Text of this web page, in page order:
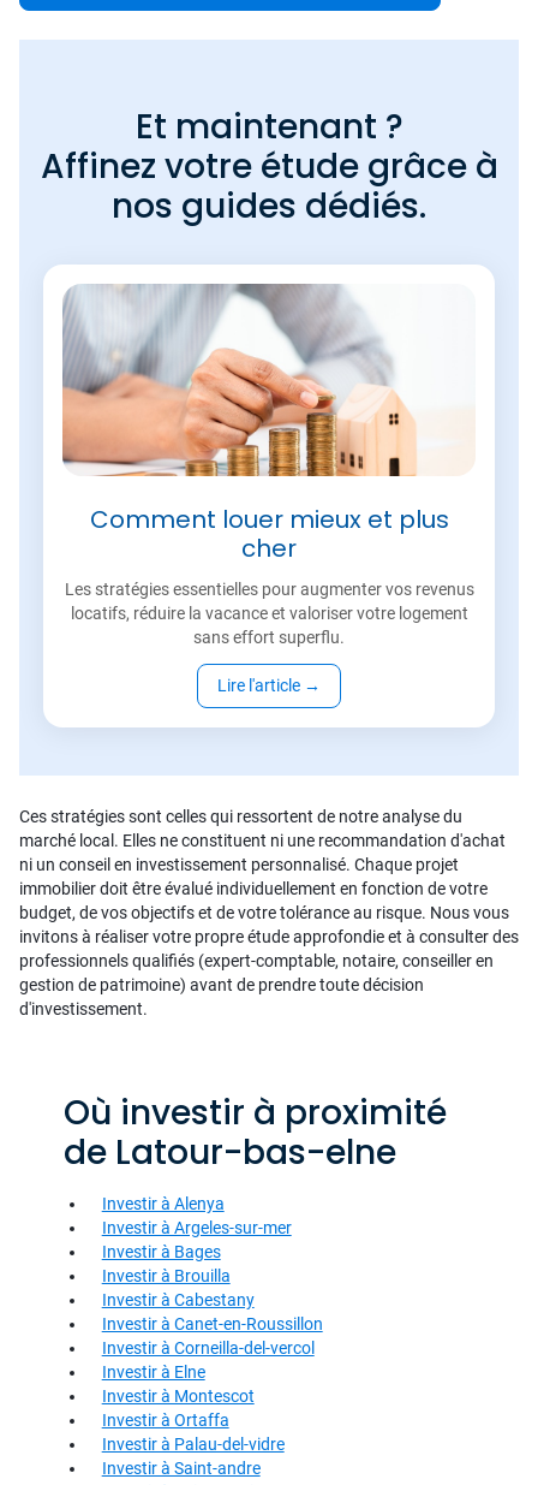
Et maintenant ?
Affinez votre étude grâce à
nos guides dédiés.
Comment louer mieux et plus
cher
Les stratégies essentielles pour augmenter vos revenus
locatifs, réduire la vacance et valoriser votre logement
sans effort superflu.
Lire l'article →
Ces stratégies sont celles qui ressortent de notre analyse du
marché local. Elles ne constituent ni une recommandation d'achat
ni un conseil en investissement personnalisé. Chaque projet
immobilier doit être évalué individuellement en fonction de votre
budget, de vos objectifs et de votre tolérance au risque. Nous vous
invitons à réaliser votre propre étude approfondie et à consulter des
professionnels qualifiés (expert-comptable, notaire, conseiller en
gestion de patrimoine) avant de prendre toute décision
d'investissement.
Où investir à proximité
de Latour-bas-elne
Investir à Alenya
Investir à Argeles-sur-mer
Investir à Bages
Investir à Brouilla
Investir à Cabestany
Investir à Canet-en-Roussillon
Investir à Corneilla-del-vercol
Investir à Elne
Investir à Montescot
Investir à Ortaffa
Investir à Palau-del-vidre
Investir à Saint-andre